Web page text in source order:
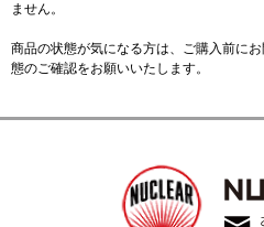
ません。
商品の状態が気になる方は、ご購入前に
態のご確認をお願いいたします。